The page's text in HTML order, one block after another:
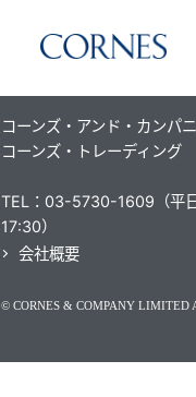
コーンズ・アンド・カンパ
コーンズ・トレーディング
TEL：03-5730-1609（平
17:30）
会社概要
© CORNES & COMPANY LIMITED